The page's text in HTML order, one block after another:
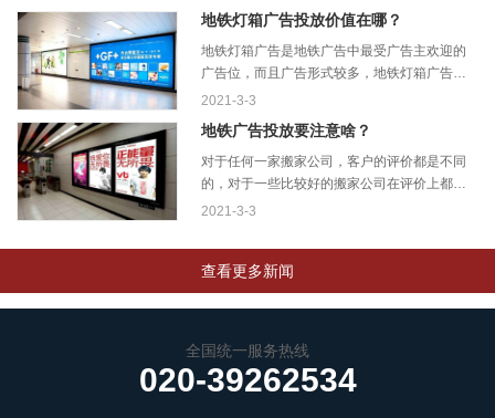
地铁灯箱广告投放价值在哪？
地铁灯箱广告是地铁广告中最受广告主欢迎的
广告位，而且广告形式较多，地铁灯箱广告常
见灯箱有：4封灯箱广告、12封灯箱?...
2021-3-3
地铁广告投放要注意啥？
对于任何一家搬家公司，客户的评价都是不同
的，对于一些比较好的搬家公司在评价上都是
会高度的统一。当然在搬家行业中也...
2021-3-3
查看更多新闻
全国统一服务热线
020-39262534